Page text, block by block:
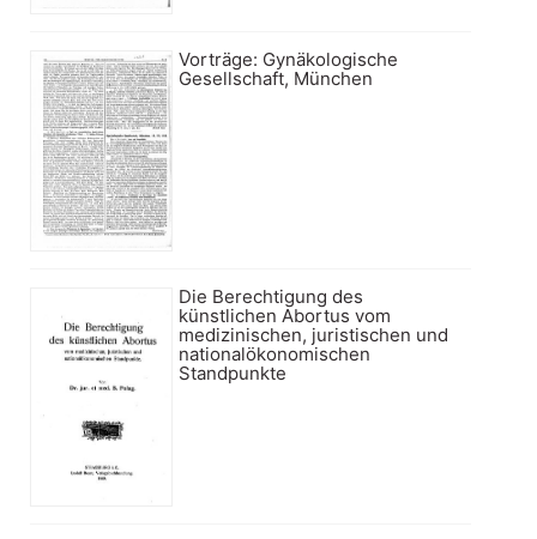
Vorträge: Gynäkologische
Gesellschaft, München
Die Berechtigung des
künstlichen Abortus vom
medizinischen, juristischen und
nationalökonomischen
Standpunkte